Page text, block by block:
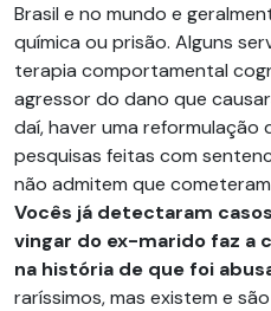
Brasil e no mundo e
química ou prisão. Alguns
terapia comportamental
agressor do dano que
daí, haver uma reformulação
pesquisas feitas com
não admitem que
Vocês já detectaram
vingar do ex-marido faz a
na história de que foi
raríssimos, mas existem e